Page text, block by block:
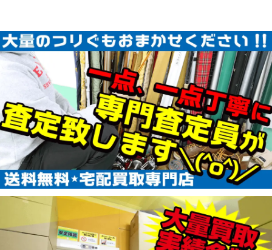
ABU カーディナル33 CDL 未使用
釣具買取クーポンturi20260117-
01（2026/01/31迄）
57,000円
2026/01/17
ABU カーディナル3X express 未
使用
釣具買取クーポンturi20260117-
02（2026/01/31迄）
45,000円
2026/01/17
ABU カーディナル3BD CDL 未使
用
釣具買取クーポンturi20260117-
03（2026/01/31迄）
42,500円
2026/01/17
ABU カーディナル3 BRX 未使用
釣具買取クーポン
turi20260117-
（2026/01/31迄）
33,000円
2026/01/17